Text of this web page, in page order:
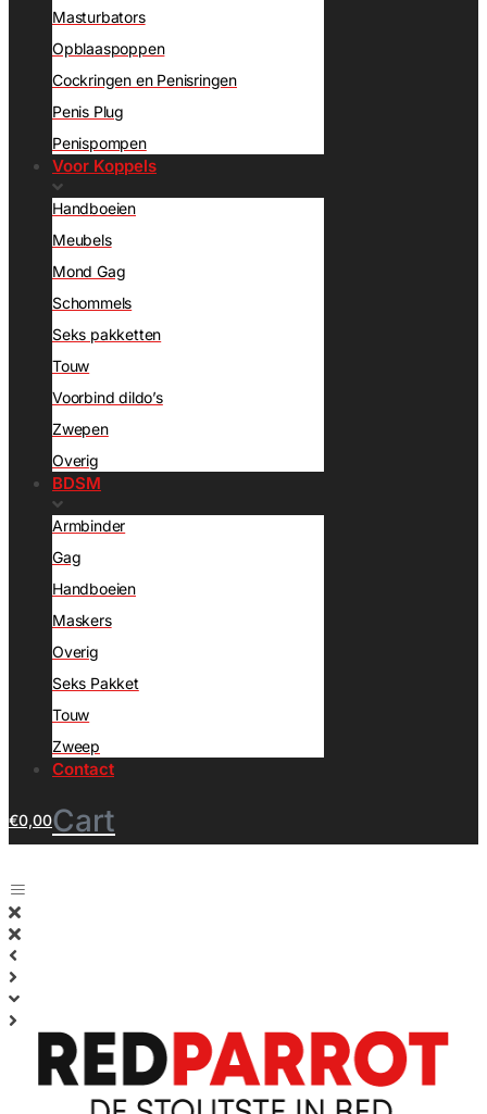
Masturbators
Opblaaspoppen
Cockringen en Penisringen
Penis Plug
Penispompen
Voor Koppels
Handboeien
Meubels
Mond Gag
Schommels
Seks pakketten
Touw
Voorbind dildo’s
Zwepen
Overig
BDSM
Armbinder
Gag
Handboeien
Maskers
Overig
Seks Pakket
Touw
Zweep
Contact
€0,00Cart